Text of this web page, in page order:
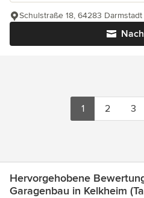
Schulstraße 18, 64283 Darmstadt
1 2 3
Hervorgehobene
Garagenbau in Kelkheim